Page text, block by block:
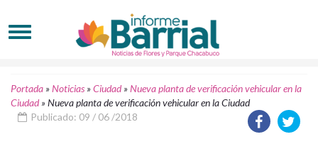
Portada »Noticias »Ciudad»Nueva planta de verificación vehicular en la
Ciudad»Nueva planta de verificación vehicular en la Ciudad
Publicado: 09 / 06 /2018